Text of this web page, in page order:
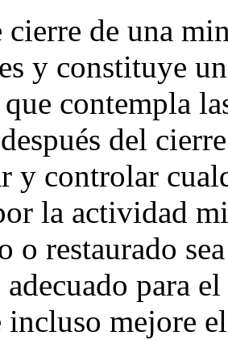
de una
y constituye
contempla
del
y controlar
la actividad
o restaurado
adecuado para
incluso mejore